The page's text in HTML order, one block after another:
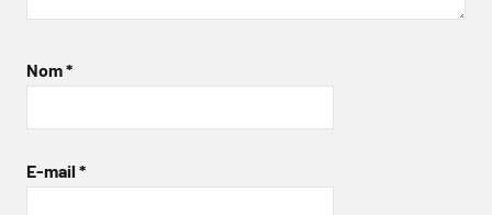
Nom*
E-mail *